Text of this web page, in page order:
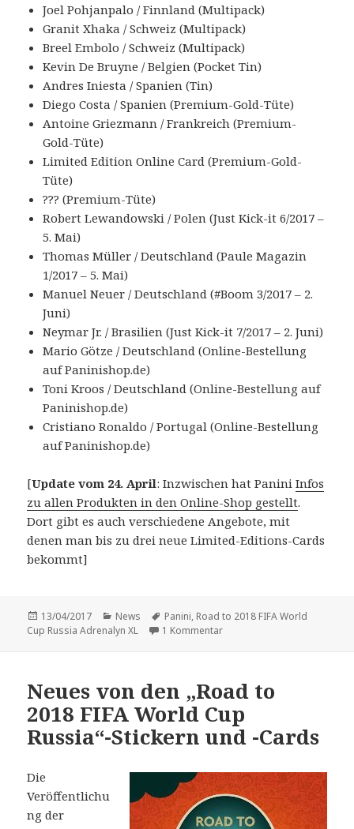
Joel Pohjanpalo / Finnland (Multipack)
Granit Xhaka / Schweiz (Multipack)
Breel Embolo / Schweiz (Multipack)
Kevin De Bruyne / Belgien (Pocket Tin)
Andres Iniesta / Spanien (Tin)
Diego Costa / Spanien (Premium-Gold-Tüte)
Antoine Griezmann / Frankreich (Premium-
Gold-Tüte)
Limited Edition Online Card (Premium-Gold-
Tüte)
??? (Premium-Tüte)
Robert Lewandowski / Polen (Just Kick-it 6/2017 –
5. Mai)
Thomas Müller / Deutschland (Paule Magazin
1/2017 – 5. Mai)
Manuel Neuer / Deutschland (#Boom 3/2017 – 2.
Juni)
Neymar Jr. / Brasilien (Just Kick-it 7/2017 – 2. Juni)
Mario Götze / Deutschland (Online-Bestellung
auf Paninishop.de)
Toni Kroos / Deutschland (Online-Bestellung auf
Paninishop.de)
Cristiano Ronaldo / Portugal (Online-Bestellung
auf Paninishop.de)
[Update vom 24. April: Inzwischen hat PaniniInfos
zu allen Produkten in den Online-Shop gestellt.
Dort gibt es auch verschiedene Angebote, mit
denen man bis zu drei neue Limited-Editions-Cards
bekommt]
Veröffentlicht
am
13/04/2017 Kategorien
News Schlagwörter
Panini, Road to 2018 FIFA World
Cup Russia Adrenalyn XL
1 Kommentarzu Vorschau: Produkte und
Neues von den „Road to
2018 FIFA World Cup
Russia“-Stickern und -Cards
Die
Veröffentlichu
ng der